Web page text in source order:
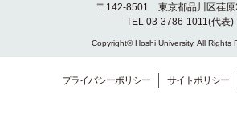
〒142-8501 東京都品川区荏原
TEL 03-3786-1011(代表)
Copyright© Hoshi University. All Rights
プライバシーポリシー サイトポリシー